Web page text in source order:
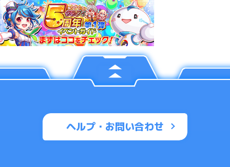
ヘルプ・お問い合わせ